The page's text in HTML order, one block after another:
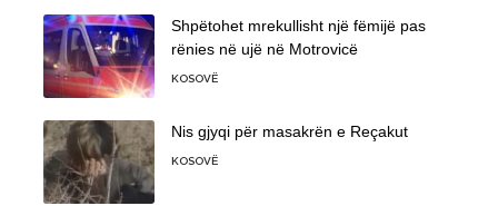
Shpëtohet mrekullisht një fëmijë pas
rënies në ujë në Motrovicë
KOSOVË
Nis gjyqi për masakrën e Reçakut
KOSOVË